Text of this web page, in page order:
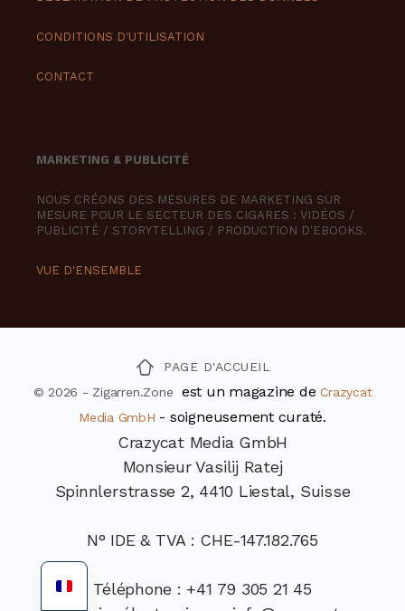
CONDITIONS D'UTILISATION
CONTACT
MARKETING & PUBLICITÉ
NOUS CRÉONS DES MESURES DE MARKETING SUR
MESURE POUR LE SECTEUR DES CIGARES : VIDÉOS /
PUBLICITÉ / STORYTELLING / PRODUCTION D'EBOOKS.
VUE D'ENSEMBLE
PAGE D'ACCUEIL
© 2026 - Zigarren.Zone est un magazine deCrazycat
Media GmbH - soigneusement curaté.
Crazycat Media GmbH
Monsieur Vasilij Ratej
Spinnlerstrasse 2, 4410 Liestal, Suisse
N° IDE & TVA : CHE-147.182.765
Téléphone : +41 79 305 21 45